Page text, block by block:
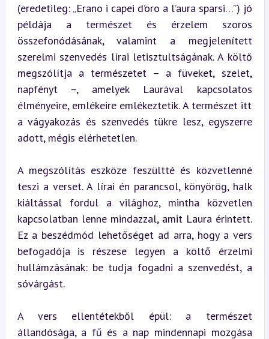
(eredetileg: „Erano i capei d’oro a l’aura sparsi…”) jó
példája a természet és érzelem szoros
összefonódásának, valamint a megjelenített
szerelmi szenvedés lírai letisztultságának. A költő
megszólítja a természetet – a füveket, szelet,
napfényt –, amelyek Laurával kapcsolatos
élményeire, emlékeire emlékeztetik. A természet itt
a vágyakozás és szenvedés tükre lesz, egyszerre
adott, mégis elérhetetlen.
A megszólítás eszköze feszültté és közvetlenné
teszi a verset. A lírai én parancsol, könyörög, halk
kiáltással fordul a világhoz, mintha közvetlen
kapcsolatban lenne mindazzal, amit Laura érintett.
Ez a beszédmód lehetőséget ad arra, hogy a vers
befogadója is részese legyen a költő érzelmi
hullámzásának: be tudja fogadni a szenvedést, a
sóvárgást.
A vers ellentétekből épül: a természet
állandósága, a fű és a nap mindennapi mozgása